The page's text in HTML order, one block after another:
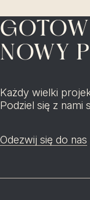
NOWY
Każdy wielki
Podziel się z nami
Odezwij się do nas